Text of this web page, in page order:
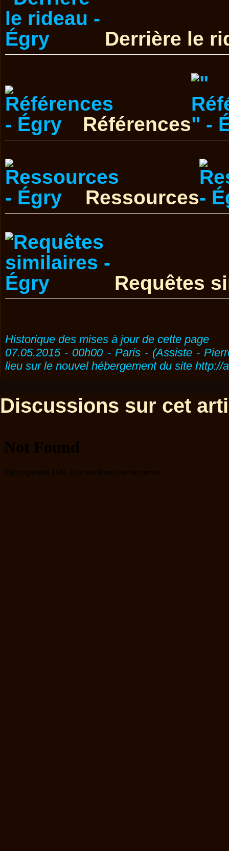
Derrière le
Références
Ressources
Requêtes
Historique des mises à jour de cette page
07.05.2015 - 00h00 - Paris - (Assiste -
lieu sur le nouvel hébergement du site http://
Discussions sur cet